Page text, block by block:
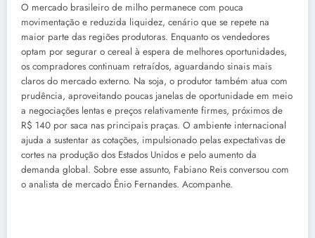
O mercado brasileiro de milho permanece com pouca
movimentação e reduzida liquidez, cenário que se repete na
maior parte das regiões produtoras. Enquanto os vendedores
optam por segurar o cereal à espera de melhores oportunidades,
os compradores continuam retraídos, aguardando sinais mais
claros do mercado externo. Na soja, o produtor também atua com
prudência, aproveitando poucas janelas de oportunidade em meio
a negociações lentas e preços relativamente firmes, próximos de
R$ 140 por saca nas principais praças. O ambiente internacional
ajuda a sustentar as cotações, impulsionado pelas expectativas de
cortes na produção dos Estados Unidos e pelo aumento da
demanda global. Sobre esse assunto, Fabiano Reis conversou com
o analista de mercado Ênio Fernandes. Acompanhe.